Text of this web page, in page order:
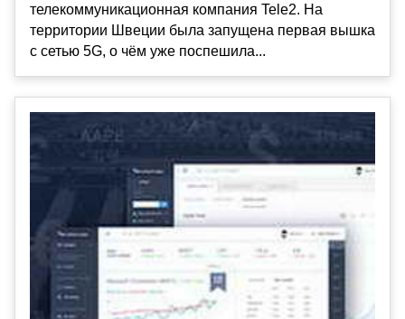
телекоммуникационная компания Tele2. На
территории Швеции была запущена первая вышка
с сетью 5G, о чём уже поспешила...